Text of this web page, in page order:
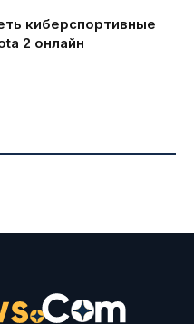
киберспортивные
2 онлайн